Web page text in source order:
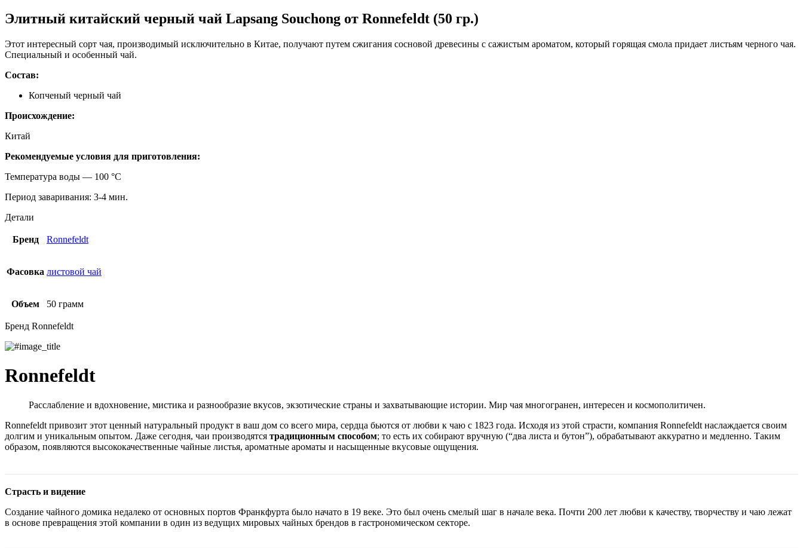
Элитный китайский черный чай Lapsang Souchong от Ronnefeldt (50 гр.)
Этот интересный сорт чая, производимый исключительно в Китае, получают путем сжигания сосновой древесины с сажистым ароматом, который горящая смола придает листьям черного чая.
Специальный и особенный чай.
Состав:
Копченый черный чай
Происхождение:
Китай
Рекомендуемые условия для приготовления:
Температура воды — 100 °С
Период заваривания: 3-4 мин.
Детали
Бренд Ronnefeldt
Фасовка листовой чай
Объем 50 грамм
Бренд Ronnefeldt
Ronnefeldt
Расслабление и вдохновение, мистика и разнообразие вкусов, экзотические страны и захватывающие истории. Мир чая многогранен, интересен и космополитичен.
Ronnefeldt привозит этот ценный натуральный продукт в ваш дом со всего мира, сердца бьются от любви к чаю с 1823 года. Исходя из этой страсти, компания Ronnefeldt наслаждается своим
долгим и уникальным опытом. Даже сегодня, чаи производятся традиционным способом; то есть их собирают вручную (“два листа и бутон”), обрабатывают аккуратно и медленно. Таким
образом, появляются высококачественные чайные листья, ароматные ароматы и насыщенные вкусовые ощущения.
Страсть и видение
Создание чайного домика недалеко от основных портов Франкфурта было начато в 19 веке. Это был очень смелый шаг в начале века. Почти 200 лет любви к качеству, творчеству и чаю лежат
в основе превращения этой компании в один из ведущих мировых чайных брендов в гастрономическом секторе.